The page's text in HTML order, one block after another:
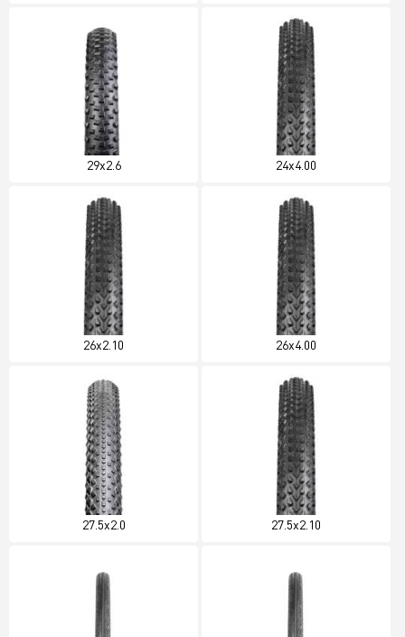
29x2.6 24x4.00
26x2.10 26x4.00
27.5x2.0 27.5x2.10